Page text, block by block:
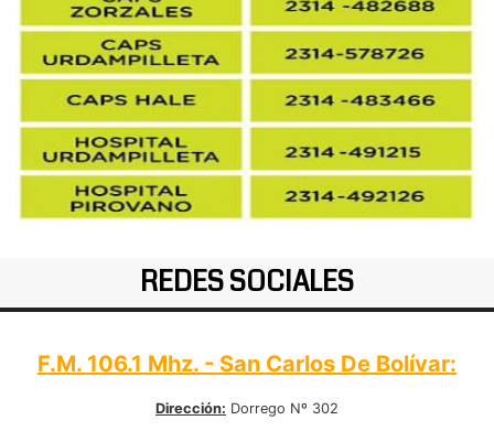
REDES SOCIALES
F.M. 106.1 Mhz. - San Carlos De Bolívar:
Dirección: Dorrego Nº 302